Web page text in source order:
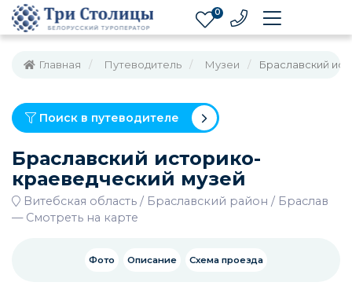
0
Главная Путеводитель Музеи Браславский
Поиск в путеводителе
Браславский историко-
краеведческий музей
Витебская область Браславский район
Браслав
— Смотреть на карте
Фото Описание Схема проезда